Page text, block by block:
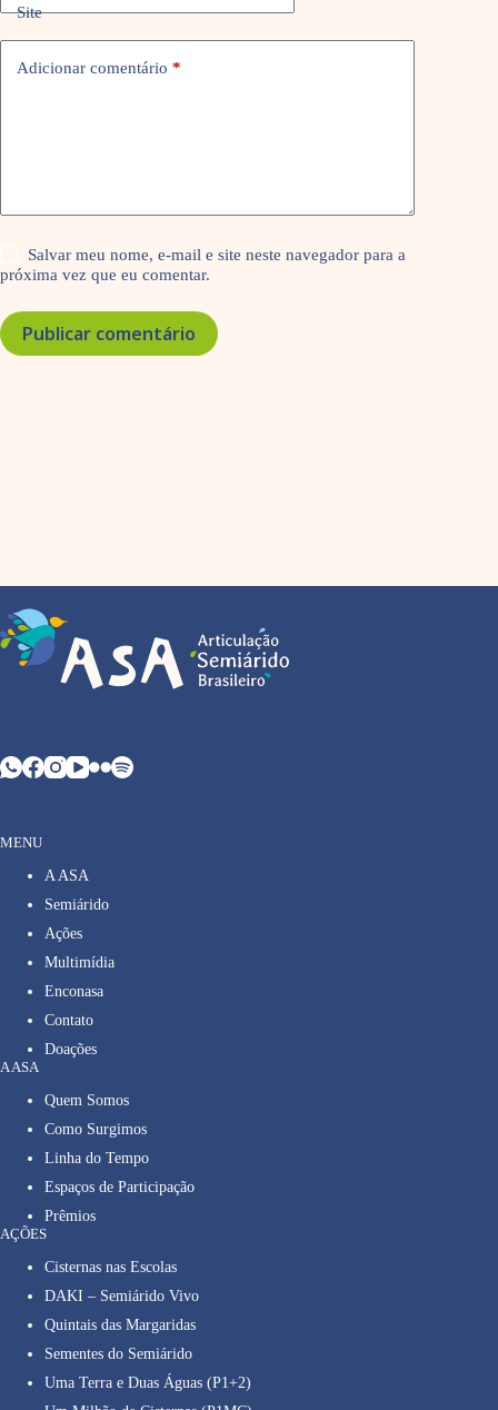
Site
Adicionar comentário *
Salvar meu nome, e-mail e site neste navegador para a
próxima vez que eu comentar.
Publicar comentário
MENU
A ASA
Semiárido
Ações
Multimídia
Enconasa
Contato
Doações
A ASA
Quem Somos
Como Surgimos
Linha do Tempo
Espaços de Participação
Prêmios
AÇÕES
Cisternas nas Escolas
DAKI – Semiárido Vivo
Quintais das Margaridas
Sementes do Semiárido
Uma Terra e Duas Águas (P1+2)